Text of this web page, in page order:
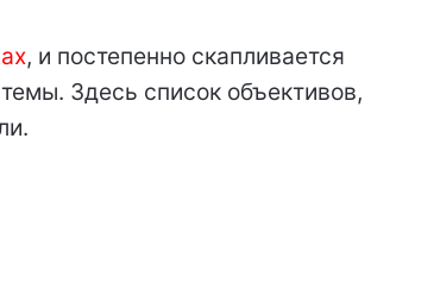
, и постепенно скапливается
Здесь список объективов,